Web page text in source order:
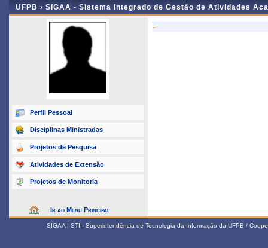
UFPB › SIGAA - Sistema Integrado de Gestão de Atividades
Perfil Pessoal
Disciplinas Ministradas
Projetos de Pesquisa
Atividades de Extensão
Projetos de Monitoria
Ir ao Menu Principal
-
SIGAA | STI - Superintendência de Tecnologia da Informação da UFPB /